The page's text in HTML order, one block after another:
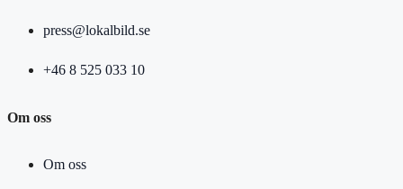
press@lokalbild.se
+46 8 525 033 10
Om oss
Om oss